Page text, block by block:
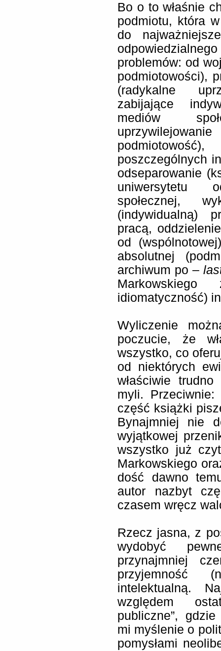
Bo o to właśnie
podmiotu, która
do
problemów: od
podmiotowości),
(radykalne
zabijające
mediów
poszczególnych
odseparowanie
uniwersytetu
społecznej,
(indywidualną)
pracą,
od
absolutnej
archiwum po –
idiomatyczność)
Wyliczenie
poczucie, że
wszystko, co
od niektórych
właściwie
myli.
część książki
Bynajmniej nie
wyjątkowej
wszystko już
Markowskiego
dość dawno
autor nazbyt
czasem wręcz
Rzecz jasna, z
wydobyć
przynajmniej
przyjemność
intelektualną.
względem
publiczne”,
mi myślenie o
pomysłami